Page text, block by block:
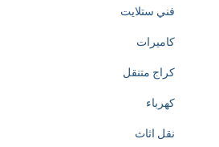
فني ستلايت
كاميرات
كراج متنقل
كهرباء
نقل اثاث